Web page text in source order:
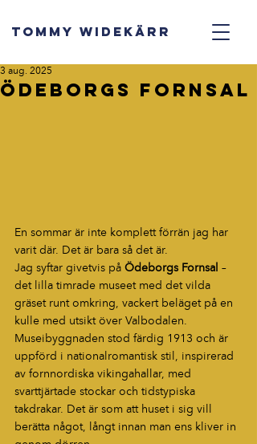
TOMMY WIDEKÄRR
Ödeborgs fornsal
3 aug. 2025
En sommar är inte komplett förrän jag har
varit där. Det är bara så det är.
Jag syftar givetvis på Ödeborgs Fornsal –
det lilla timrade museet med det vilda
gräset runt omkring, vackert beläget på en
kulle med utsikt över Valbodalen.
Museibyggnaden stod färdig 1913 och är
uppförd i nationalromantisk stil, inspirerad
av fornnordiska vikingahallar, med
svarttjärtade stockar och tidstypiska
takdrakar. Det är som att huset i sig vill
berätta något, långt innan man ens kliver in